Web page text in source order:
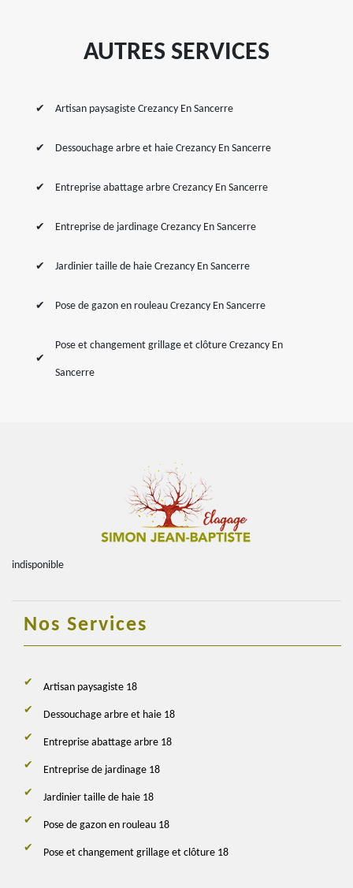
AUTRES SERVICES
Artisan paysagiste Crezancy En Sancerre
Dessouchage arbre et haie Crezancy En Sancerre
Entreprise abattage arbre Crezancy En Sancerre
Entreprise de jardinage Crezancy En Sancerre
Jardinier taille de haie Crezancy En Sancerre
Pose de gazon en rouleau Crezancy En Sancerre
Pose et changement grillage et clôture Crezancy En
Sancerre
indisponible
Nos Services
Artisan paysagiste 18
Dessouchage arbre et haie 18
Entreprise abattage arbre 18
Entreprise de jardinage 18
Jardinier taille de haie 18
Pose de gazon en rouleau 18
Pose et changement grillage et clôture 18